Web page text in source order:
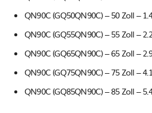
QN90C (GQ50QN90C) – 50 Zoll –
QN90C (GQ55QN90C) – 55 Zoll –
QN90C (GQ65QN90C) – 65 Zoll –
QN90C (GQ75QN90C) – 75 Zoll –
QN90C (GQ85QN90C) – 85 Zoll –